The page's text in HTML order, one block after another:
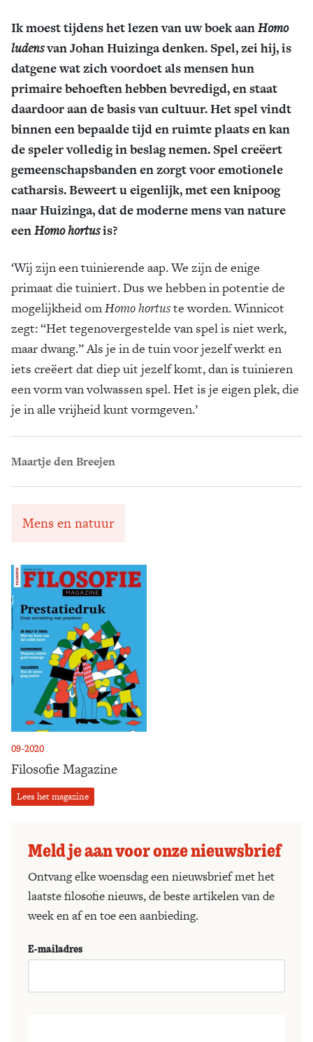
09-2020
Filosofie Magazine
Lees het magazine
Ik moest tijdens het lezen van uw boek aanHomo
ludensvan Johan Huizinga denken. Spel, zei hij, is
datgene wat zich voordoet als mensen hun
primaire behoeften hebben bevredigd, en staat
daardoor aan de basis van cultuur. Het spel vindt
binnen een bepaalde tijd en ruimte plaats en kan
de speler volledig in beslag nemen. Spel creëert
gemeenschaps­banden en zorgt voor emotionele
catharsis. Beweert u eigenlijk, met een knipoog
naar Huizinga, dat de moderne mens van nature
eenHomo hortusis?
‘Wij zijn een tuinierende aap. We zijn de enige
primaat die tuiniert. Dus we hebben in potentie de
mogelijkheid omHomo hortuste worden. Winnicot
zegt: “Het tegenovergestelde van spel is niet werk,
maar dwang.” Als je in de tuin voor jezelf werkt en
iets creëert dat diep uit jezelf komt, dan is tuinieren
een vorm van volwassen spel. Het is je eigen plek, die
je in alle vrijheid kunt vormgeven.’
Maartje den Breejen
Mens en natuur
Meld je aan voor onze nieuwsbrief
Ontvang elke woensdag een nieuwsbrief met het
laatste filosofie nieuws, de beste artikelen van de
week en af en toe een aanbieding.
E-mailadres